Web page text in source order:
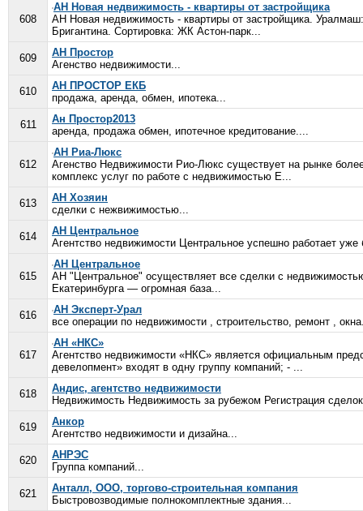
608
АН Новая недвижимость - квартиры от застройщика
АН Новая недвижимость - квартиры от застройщика.
Бригантина. Сортировка: ЖК Астон-парк...
609
АН Простор
Агенство недвижимости...
610
АН ПРОСТОР ЕКБ
продажа, аренда, обмен, ипотека...
611
Ан Простор2013
аренда, продажа обмен, ипотечное кредитование....
612
АН Риа-Люкс
Агенство Недвижимости Рио-Люкс существует на рынке
комплекс услуг по работе с недвижимостью Е...
613
АН Хозяин
сделки с нежвижимостью...
614
АН Центральное
Агентство недвижимости Центральное успешно работает
615
АН Центральное
АН "Центральное" осуществляет все сделки с
Екатеринбурга — огромная база...
616
АН Эксперт-Урал
все операции по недвижимости , строительство, ремонт ,
617
АН «НКС»
Агентство недвижимости «НКС» является официальным
девелопмент» входят в одну группу компаний; - ...
618
Андис, агентство недвижимости
Недвижимость Недвижимость за рубежом Регистрация
619
Анкор
Агентство недвижимости и дизайна...
620
АНРЭС
Группа компаний...
621
Анталл, ООО, торгово-строительная компания
Быстровозводимые полнокомплектные здания...